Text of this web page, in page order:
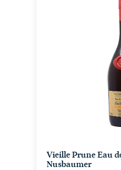
Vieille Prune Eau
Nusbaumer